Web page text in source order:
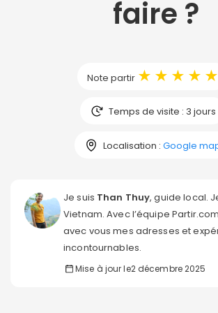
faire ?
Note partir ★ ★ ★ ★ ★
Temps de visite : 3 jours
Localisation : Google
Je suis Than Thuy, guide local.
Vietnam. Avec l’équipe
avec vous mes adresses et
incontournables.
Mise à jour le2 décembre 2025